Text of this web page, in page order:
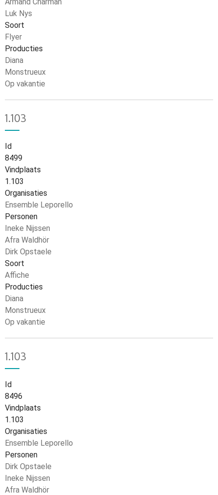
Luk Nys
Soort
Flyer
Producties
Diana
Monstrueux
Op vakantie
1.103
Id
8499
Vindplaats
1.103
Organisaties
Ensemble Leporello
Personen
Ineke Nijssen
Afra Waldhör
Dirk Opstaele
Soort
Affiche
Producties
Diana
Monstrueux
Op vakantie
1.103
Id
8496
Vindplaats
1.103
Organisaties
Ensemble Leporello
Personen
Dirk Opstaele
Ineke Nijssen
Afra Waldhör